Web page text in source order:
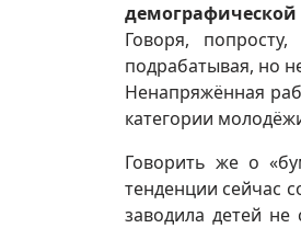
Говоря,
подрабатывая, но
Ненапряжённая
категории
Говорить же о
тенденции сейчас
заводила детей